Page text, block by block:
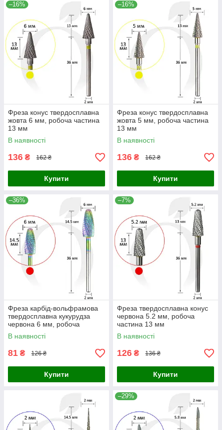
–16%
Фреза конус твердосплавна
жовта 6 мм, робоча частина
13 мм
В наявності
136 ₴ 162 ₴
Купити
–16%
Фреза конус твердосплавна
жовта 5 мм, робоча частина
13 мм
В наявності
136 ₴ 162 ₴
Купити
–36%
Фреза карбід-вольфрамова
твердосплавна кукурудза
червона 6 мм, робоча
частина 14.5 мм
В наявності
81 ₴ 126 ₴
Купити
–7%
Фреза твердосплавна конус
червона 5.2 мм, робоча
частина 13 мм
В наявності
126 ₴ 136 ₴
Купити
–29%